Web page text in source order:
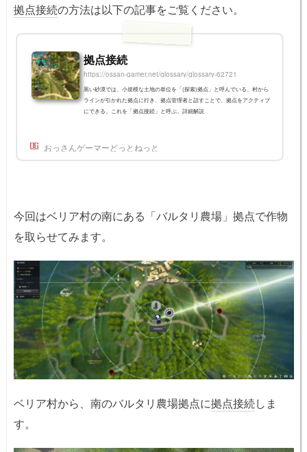
拠点接続の方法は以下の記事をご覧ください。
拠点接続
https://ossan-gamer.net/glossary/glossary-62721
黒い砂漠では、小規模な土地の単位を「(探索)拠点」と呼んでいる。村から
ラインが引かれた拠点に行き、拠点管理者と話すことで、拠点をアクティブ
にできる。これを「拠点接続」と呼ぶ。詳細解説
おっさんゲーマーどっとねっと
今回はベリア村の南にある「バルタリ農場」拠点で作物
を取らせてみます。
ベリア村から、南のバルタリ農場拠点に拠点接続しま
す。